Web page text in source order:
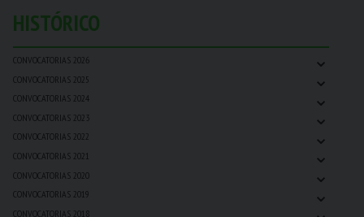
HISTÓRICO
CONVOCATORIAS 2026 ⌄
CONVOCATORIAS 2025 ⌄
CONVOCATORIAS 2024 ⌄
CONVOCATORIAS 2023 ⌄
CONVOCATORIAS 2022 ⌄
CONVOCATORIAS 2021 ⌄
CONVOCATORIAS 2020 ⌄
CONVOCATORIAS 2019 ⌄
CONVOCATORIAS 2018